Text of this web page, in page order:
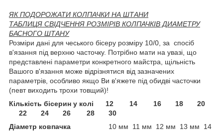
ЯК ПОДОРОЖАТИ КОЛПАЧКИ НА ШТАНИ
ТАБЛИЦЯ СВІДЧЕННЯ РОЗМІРІВ КОЛПАЧКІВ ДИАМЕТРУ
БАСНОГО ШТАНУ
Розміри дані для чеського бісеру розміру 10/0, за спосіб
в'язання під верхню часточку. Потрібно мати на увазі, що
представлені параметри конкретного майстра, щільність
Вашого в'язання може відрізнятися від зазначених
параметрів, особливо якщо Ви в'яжете під обидві часточки
(певт виходить трохи товщий)!
Кількість бісерин у колі 12 14 16 18 20
22 24 26 28 30
Діаметр ковпачка 10 мм 11 мм 12 мм 13 мм 14